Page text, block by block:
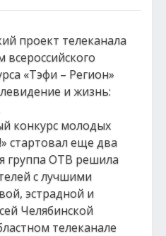
проект телеканала
«Тэфи – Регион»
и жизнь:
конкурс молодых
стартовал еще два
группа ОТВ решила
с лучшими
эстрадной и
Челябинской
телеканале